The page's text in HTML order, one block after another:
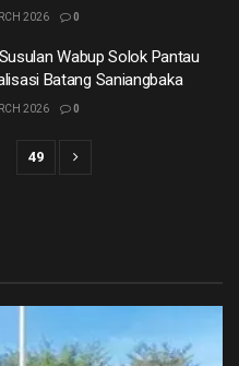
2026 0
Wabup Solok Pantau
Batang Saniangbaka
2026 0
49